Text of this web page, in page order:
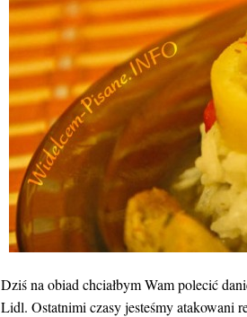
Dziś na obiad chciałbym Wam polecić
Lidl. Ostatnimi czasy jesteśmy atakowani